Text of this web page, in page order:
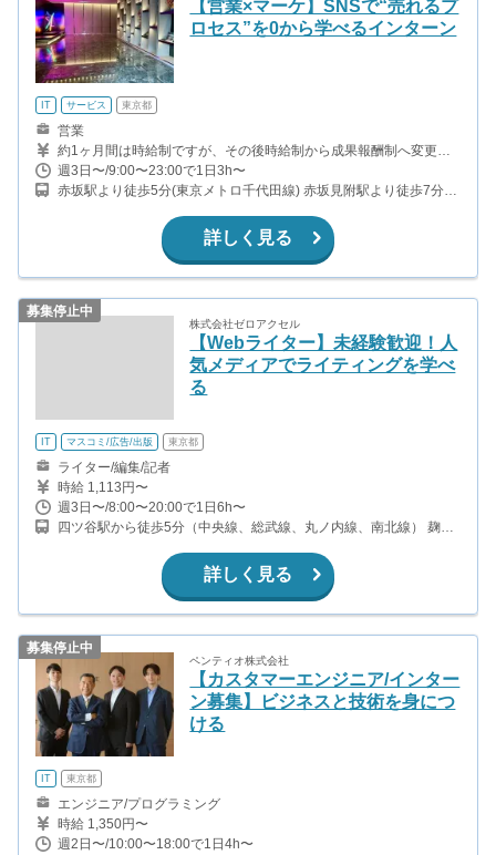
【営業×マーケ】SNSで“売れるプ
ロセス”を0から学べるインターン
IT サービス 東京都
営業
約1ヶ月間は時給制ですが、その後時給制から成果報酬制へ変更と
なります。 ◇ 入社後約1ヶ月目安：時給1,200円 ※成果報酬への切
り替えタイミングは、アポイント（Zoom面談設定）5件獲得によっ
て判断します。 ◇ 成果報酬制へ移行 ・アポイント獲得（Zoom面談
設定）：1件につき10,000円 ・契約成立時：1件75,000円～
得が可能。(時給換算で1,800円〜2,500円程度) ＊契約件数や実績に
応じて報酬額が段階的にアップします。
週3日〜/9:00〜23:00で1日3h〜
赤坂駅より徒歩5分(東京メトロ千代田線) 赤坂見附駅より徒歩7分
詳しく見る
募集停止中
株式会社ゼロアクセル
【Webライター】未経験歓迎！人
気メディアでライティングを学べ
る
IT マスコミ/広告/出版 東京都
ライター/編集/記者
時給 1,113円〜
週3日〜/8:00〜20:00で1日6h〜
四ツ谷駅から徒歩5分（中央線、総武線、丸ノ内線、南北線） 麹町
詳しく見る
募集停止中
ペンティオ株式会社
【カスタマーエンジニア/インター
ン募集】ビジネスと技術を身につ
ける
IT 東京都
エンジニア/プログラミング
時給 1,350円〜
週2日〜/10:00〜18:00で1日4h〜